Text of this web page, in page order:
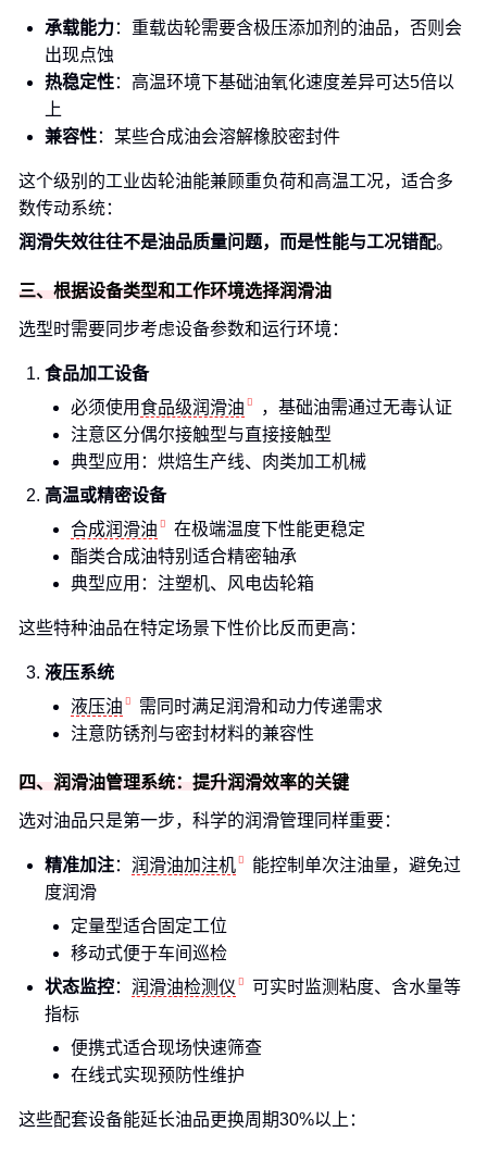
承载能力：重载齿轮需要含极压添加剂的油品，否则会
出现点蚀
热稳定性：高温环境下基础油氧化速度差异可达5倍以
上
兼容性：某些合成油会溶解橡胶密封件
这个级别的工业齿轮油能兼顾重负荷和高温工况，适合多
数传动系统：
润滑失效往往不是油品质量问题，而是性能与工况错配。
三、根据设备类型和工作环境选择润滑油
选型时需要同步考虑设备参数和运行环境：
食品加工设备
必须使用食品级润滑油
，基础油需通过无毒认证
注意区分偶尔接触型与直接接触型
典型应用：烘焙生产线、肉类加工机械
高温或精密设备
合成润滑油
在极端温度下性能更稳定
酯类合成油特别适合精密轴承
典型应用：注塑机、风电齿轮箱
这些特种油品在特定场景下性价比反而更高：
液压系统
液压油
需同时满足润滑和动力传递需求
注意防锈剂与密封材料的兼容性
四、润滑油管理系统：提升润滑效率的关键
选对油品只是第一步，科学的润滑管理同样重要：
精准加注： 润滑油加注机
能控制单次注油量，避免过
度润滑
定量型适合固定工位
移动式便于车间巡检
状态监控： 润滑油检测仪
可实时监测粘度、含水量等
指标
便携式适合现场快速筛查
在线式实现预防性维护
这些配套设备能延长油品更换周期30%以上：